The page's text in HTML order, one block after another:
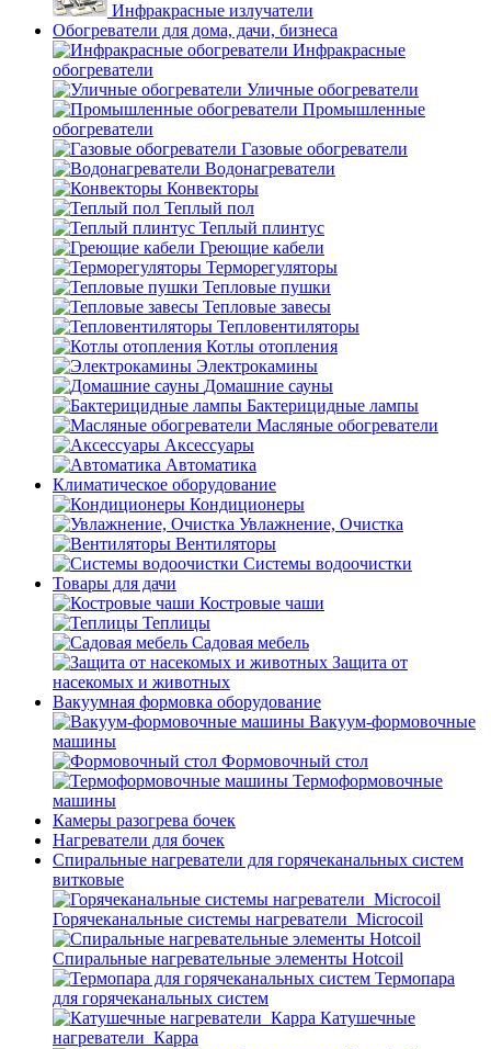
Инфракрасные излучатели
Обогреватели для дома, дачи, бизнеса
Инфракрасные
обогреватели
Уличные обогреватели
Промышленные
обогреватели
Газовые обогреватели
Водонагреватели
Конвекторы
Теплый пол
Теплый плинтус
Греющие кабели
Терморегуляторы
Тепловые пушки
Тепловые завесы
Тепловентиляторы
Котлы отопления
Электрокамины
Домашние сауны
Бактерицидные лампы
Масляные обогреватели
Аксессуары
Автоматика
Климатическое оборудование
Кондиционеры
Увлажнение, Очистка
Вентиляторы
Системы водоочистки
Товары для дачи
Костровые чаши
Теплицы
Садовая мебель
Защита от
насекомых и животных
Вакуумная формовка оборудование
Вакуум-формовочные
машины
Формовочный стол
Термоформовочные
машины
Камеры разогрева бочек
Нагреватели для бочек
Спиральные нагреватели для горячеканальных систем
витковые
Горячеканальные системы нагреватели_Microcoil
Спиральные нагревательные элементы Hotcoil
Термопара
для горячеканальных систем
Катушечные
нагреватели_Карра